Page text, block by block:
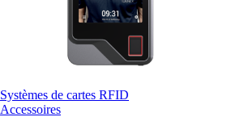
Systèmes de cartes RFID
Accessoires